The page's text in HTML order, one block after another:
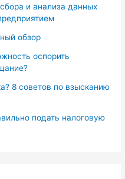
и анализа данных
обзор
оспорить
8 советов по взысканию
подать налоговую